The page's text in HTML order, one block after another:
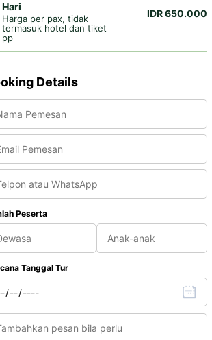
Hari
Harga per pax, tidak
termasuk hotel dan tiket
pp
IDR 650.000
Details
Peserta
Tanggal Tur